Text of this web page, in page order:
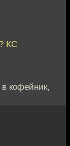
КС
в кофейник,